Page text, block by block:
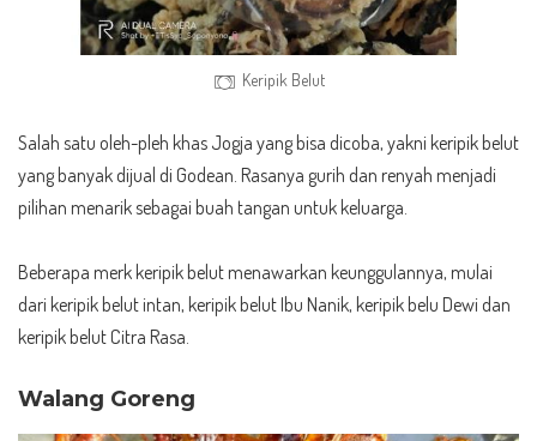
Keripik Belut
Salah satu oleh-pleh khas Jogja yang bisa dicoba, yakni keripik belut
yang banyak dijual di Godean. Rasanya gurih dan renyah menjadi
pilihan menarik sebagai buah tangan untuk keluarga.
Beberapa merk keripik belut menawarkan keunggulannya, mulai
dari keripik belut intan, keripik belut Ibu Nanik, keripik belu Dewi dan
keripik belut Citra Rasa.
Walang Goreng